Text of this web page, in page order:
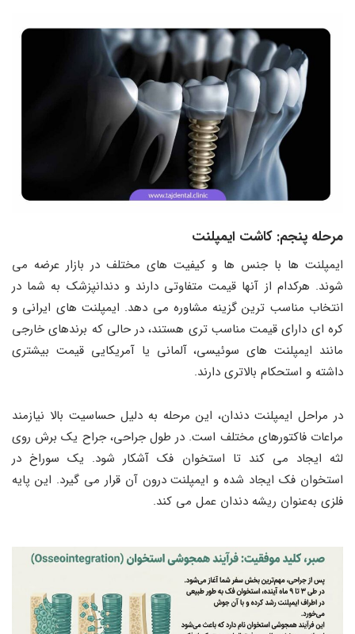
مرحله پنجم: کاشت ایمپلنت
ایمپلنت ‌ها با جنس‌ ها و کیفیت ‌های مختلف در بازار عرضه می‌
شوند. هرکدام از آنها قیمت متفاوتی دارند و دندانپزشک به شما در
انتخاب مناسب ‌ترین گزینه مشاوره می ‌دهد. ایمپلنت ‌های ایرانی و
کره ‌ای دارای قیمت مناسب ‌تری هستند، در حالی که برندهای خارجی
مانند ایمپلنت‌ های سوئیسی، آلمانی یا آمریکایی قیمت بیشتری
داشته و استحکام بالاتری دارند.
در مراحل ایمپلنت دندان، این مرحله به دلیل حساسیت بالا نیازمند
مراعات فاکتورهای مختلف است. در طول جراحی، جراح یک برش روی
لثه ایجاد می‌ کند تا استخوان فک آشکار شود. یک سوراخ در
استخوان فک ایجاد شده و ایمپلنت درون آن قرار می ‌گیرد. این پایه
فلزی به‌عنوان ریشه دندان عمل می ‌کند.